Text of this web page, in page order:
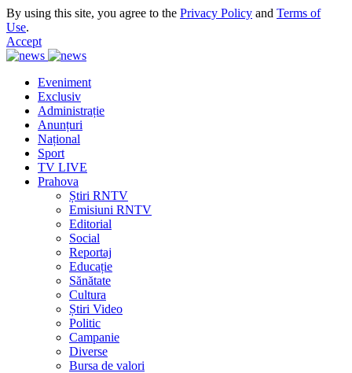
By using this site, you agree to the Privacy Policy and Terms of
Use.
Accept
Eveniment
Exclusiv
Administrație
Anunțuri
Național
Sport
TV LIVE
Prahova
Știri RNTV
Emisiuni RNTV
Editorial
Social
Reportaj
Educație
Sănătate
Cultura
Știri Video
Politic
Campanie
Diverse
Bursa de valori